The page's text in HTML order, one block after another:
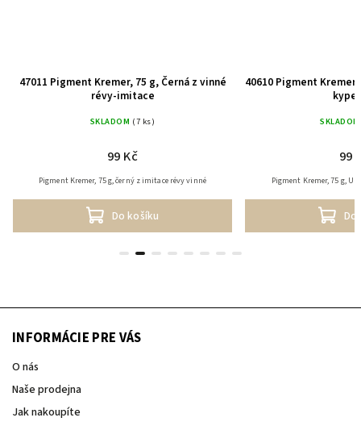
47011 Pigment Kremer, 75 g, Černá z vinné
révy-imitace
SKLADOM (7 ks)
99 Kč
Do košíku
Pigment Kremer, 75 g, černý z imitace révy vinné
40610 Pigment
SKLADOM
99
Do
Pigment Kremer, 75 g,
INFORMÁCIE PRE VÁS
O nás
Naše prodejna
Jak nakoupíte